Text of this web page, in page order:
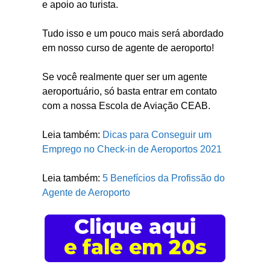
e apoio ao turista.
Tudo isso e um pouco mais será abordado
em nosso curso de agente de aeroporto!
Se você realmente quer ser um agente
aeroportuário, só basta entrar em contato
com a nossa Escola de Aviação CEAB.
Leia também: Dicas para Conseguir um
Emprego no Check-in de Aeroportos 2021
Leia também: 5 Benefícios da Profissão do
Agente de Aeroporto